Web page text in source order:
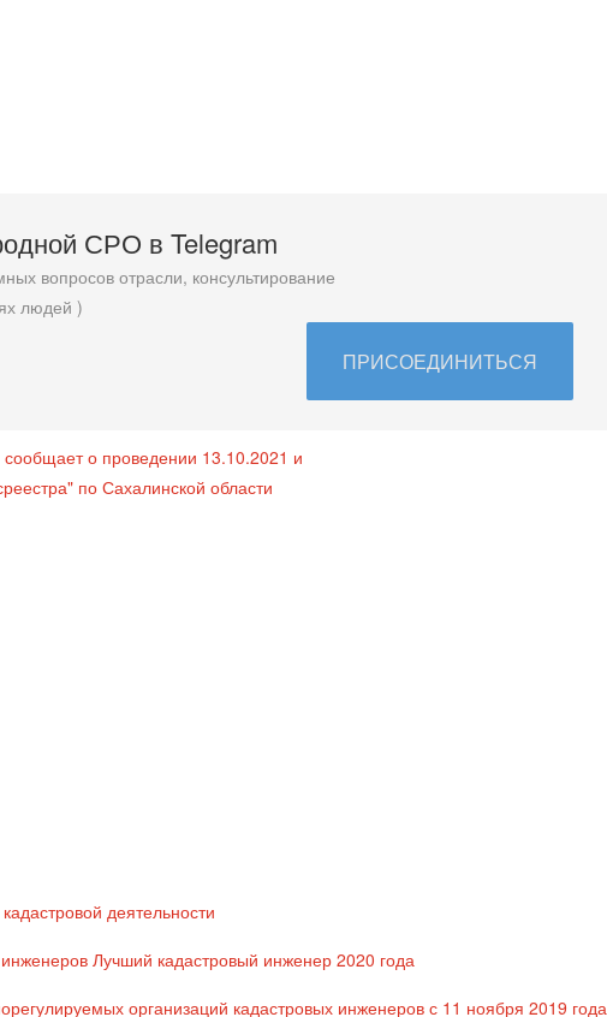
СРО в Telegram
вопросов отрасли, консультирование
людей )
ПРИСОЕДИНИТЬСЯ
деятельности
Лучший кадастровый инженер 2020 года
организаций кадастровых инженеров с 11 ноября 2019 года